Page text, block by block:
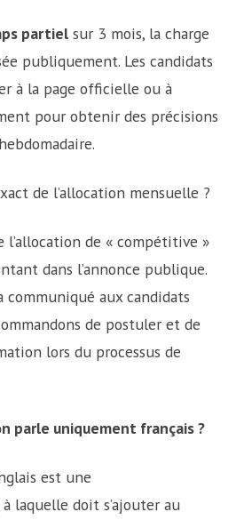
partiel sur 3 mois, la charge
publiquement. Les candidats
à la page officielle ou à
pour obtenir des précisions
de l’allocation mensuelle ?
l’allocation de « compétitive »
dans l’annonce publique.
communiqué aux candidats
de postuler et de
lors du processus de
parle uniquement français ?
est une
à laquelle doit s’ajouter au